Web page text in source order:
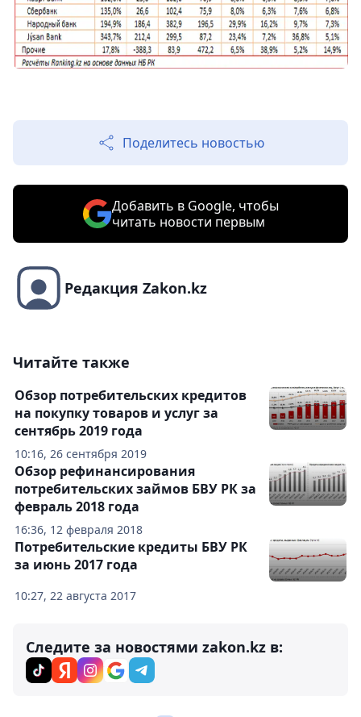
Поделитесь новостью
Добавить в Google, чтобы
читать новости первым
Редакция Zakon.kz
Читайте также
10:16, 26 сентября 2019
Обзор потребительских кредитов
на покупку товаров и услуг за
сентябрь 2019 года
16:36, 12 февраля 2018
Обзор рефинансирования
потребительских займов БВУ РК за
февраль 2018 года
10:27, 22 августа 2017
Потребительские кредиты БВУ РК
за июнь 2017 года
Следите за новостями zakon.kz в: